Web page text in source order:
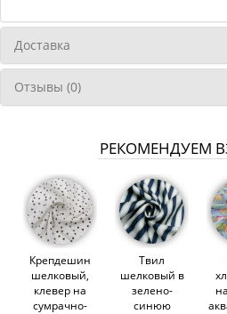
Доставка
Отзывы (0)
РЕКОМЕНДУЕМ
Крепдешин
шелковый,
клевер на
сумрачно-
Твил
шелковый в
зелено-
синюю